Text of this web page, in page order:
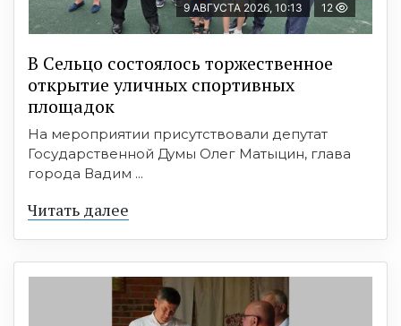
9 АВГУСТА 2026, 10:13 12
В Сельцо состоялось торжественное
открытие уличных спортивных
площадок
На мероприятии присутствовали депутат
Государственной Думы Олег Матыцин, глава
города Вадим ...
Читать далее